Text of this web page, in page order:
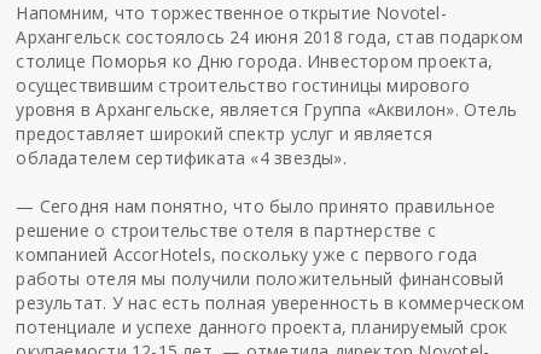
Напомним, что торжественное открытие Novotel-
Архангельск состоялось 24 июня 2018 года, став подарком
столице Поморья ко Дню города. Инвестором проекта,
осуществившим строительство гостиницы мирового
уровня в Архангельске, является Группа «Аквилон». Отель
предоставляет широкий спектр услуг и является
обладателем сертификата «4 звезды».
— Сегодня нам понятно, что было принято правильное
решение о строительстве отеля в партнерстве с
компанией AccorHotels, поскольку уже с первого года
работы отеля мы получили положительный финансовый
результат. У нас есть полная уверенность в коммерческом
потенциале и успехе данного проекта, планируемый срок